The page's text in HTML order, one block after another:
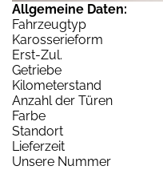
Allgemeine Daten:
Fahrzeugtyp
Karosserieform
Erst-Zul.
Getriebe
Kilometerstand
Anzahl der Türen
Farbe
Standort
Lieferzeit
Unsere Nummer